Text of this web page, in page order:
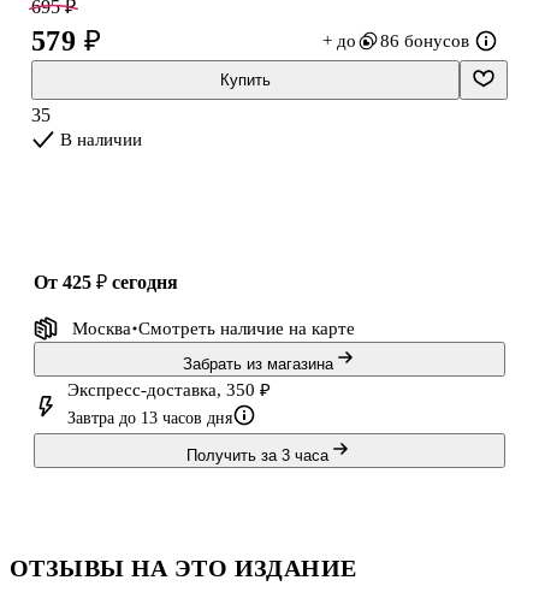
Сравните с теми размерами, которые приводятся в
соответствующем разделе.
4. Если гриб не находится по цвету шляпки, но вы
предполагаете, какой это может быть гриб, обратитесь к
алфавитному указателю
695 ₽
579 ₽ + до 86 бонусов
Купить
35
В наличии
от 425 ₽ сегодня
Москва Смотреть наличие на карте
Забрать из магазина
Экспресс-доставка, 350 ₽
Завтра до 13 часов дня
Получить за 3 часа
ОТЗЫВЫ НА ЭТО ИЗДАНИЕ